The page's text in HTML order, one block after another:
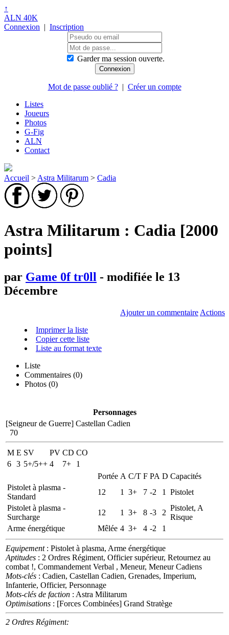
↑
ALN 40K
Connexion | Inscription
Garder ma session ouverte.
Mot de passe oublié ?| Créer un compte
Listes
Joueurs
Photos
G-Fig
ALN
Contact
Accueil > Astra Militarum > Cadia
Astra Militarum : Cadia [2000
points]
par Game 0f tr0ll - modifiée le 13
Décembre
Ajouter un commentaire Actions
Imprimer la liste
Copier cette liste
Liste au format texte
Liste
Commentaires (0)
Photos (0)
Personnages
[Seigneur de Guerre] Castellan Cadien
70
M E SV PV CD CO
6 3 5+/5++ 4 7+
1
Portée A C/T F PA D Capacités
Pistolet à plasma -
Standard
12 1 3+ 7 -2 1
Pistolet
Pistolet à plasma -
Surcharge
12 1 3+ 8 -3 2
Pistolet, A
Risque
Arme énergétique
Mêlée 4 3+ 4 -2 1
Equipement: Pistolet à plasma, Arme énergétique
Aptitudes : 2 Ordres Régiment, Officier supérieur, Retournez au
combat !, Commandement Verbal , Meneur, Meneur Cadiens
Mots-clés : Cadien, Castellan Cadien, Grenades, Imperium,
Infanterie, Officier, Personnage
Mots-clés de faction : Astra Militarum
Optimisations : [Forces Combinées] Grand Stratège
2 Ordres Régiment: